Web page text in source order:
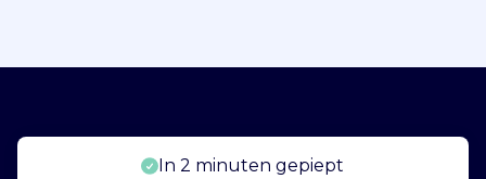
In 2 minuten gepiept